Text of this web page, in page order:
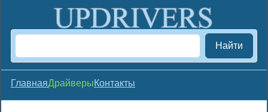
Найти
ГлавнаяДрайверыКонтакты